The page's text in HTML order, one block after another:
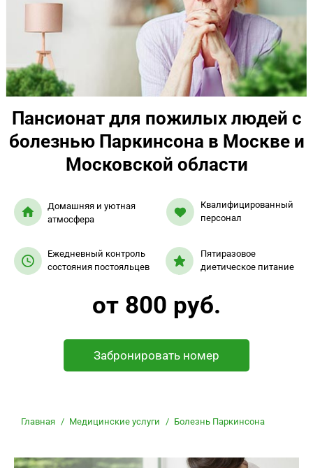
от 800 руб.
Пансионат для пожилых людей с
болезнью Паркинсона в Москве и
Московской области
Домашняя и уютная
атмосфера
Ежедневный контроль
состояния постояльцев
Квалифицированный
персонал
Пятиразовое
диетическое питание
Забронировать номер
Вы здесь:
Главная Медицинские услуги Болезнь Паркинсона